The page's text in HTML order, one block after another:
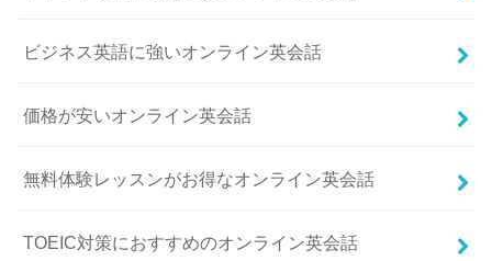
ビジネス英語に強いオンライン英会話
価格が安いオンライン英会話
無料体験レッスンがお得なオンライン英会話
TOEIC対策におすすめのオンライン英会話